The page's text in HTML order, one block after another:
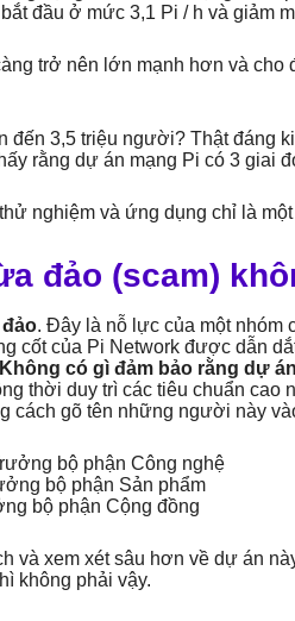
đầu ở mức 3,1 Pi / h và
trở nên lớn mạnh hơn và
đến 3,5 triệu người? Thật đáng
rằng dự án mạng Pi có 3 giai
nghiệm và ứng dụng chỉ là
đảo (scam)
. Đây là nỗ lực của một nhóm
cốt của Pi Network được dẫn
Không có gì đảm bảo rằng dự
thời duy trì các tiêu chuẩn cao
cách gõ tên những người này
bộ phận Công nghệ
bộ phận Sản phẩm
bộ phận Cộng đồng
và xem xét sâu hơn về dự án
không phải vậy.